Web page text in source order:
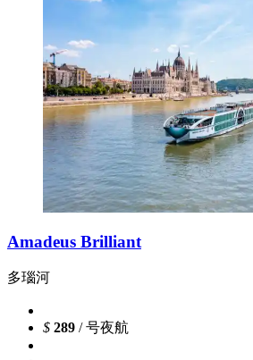
Amadeus Brilliant
多瑙河
$ 289 / 号夜航